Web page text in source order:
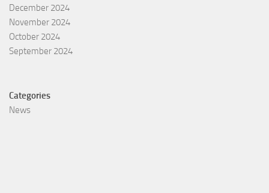
December 2024
November 2024
October 2024
September 2024
Categories
News